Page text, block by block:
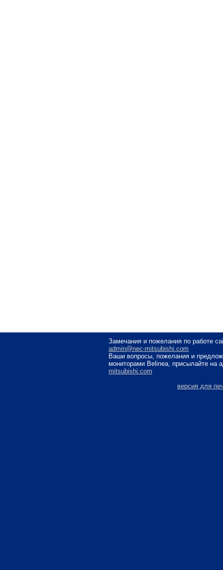
Замечания и пожелания по работе
admin@nec-mitsubishi.com
Ваши вопросы, пожелания и
мониторами Belinea, присылайте на
mitsubishi.com
версия для